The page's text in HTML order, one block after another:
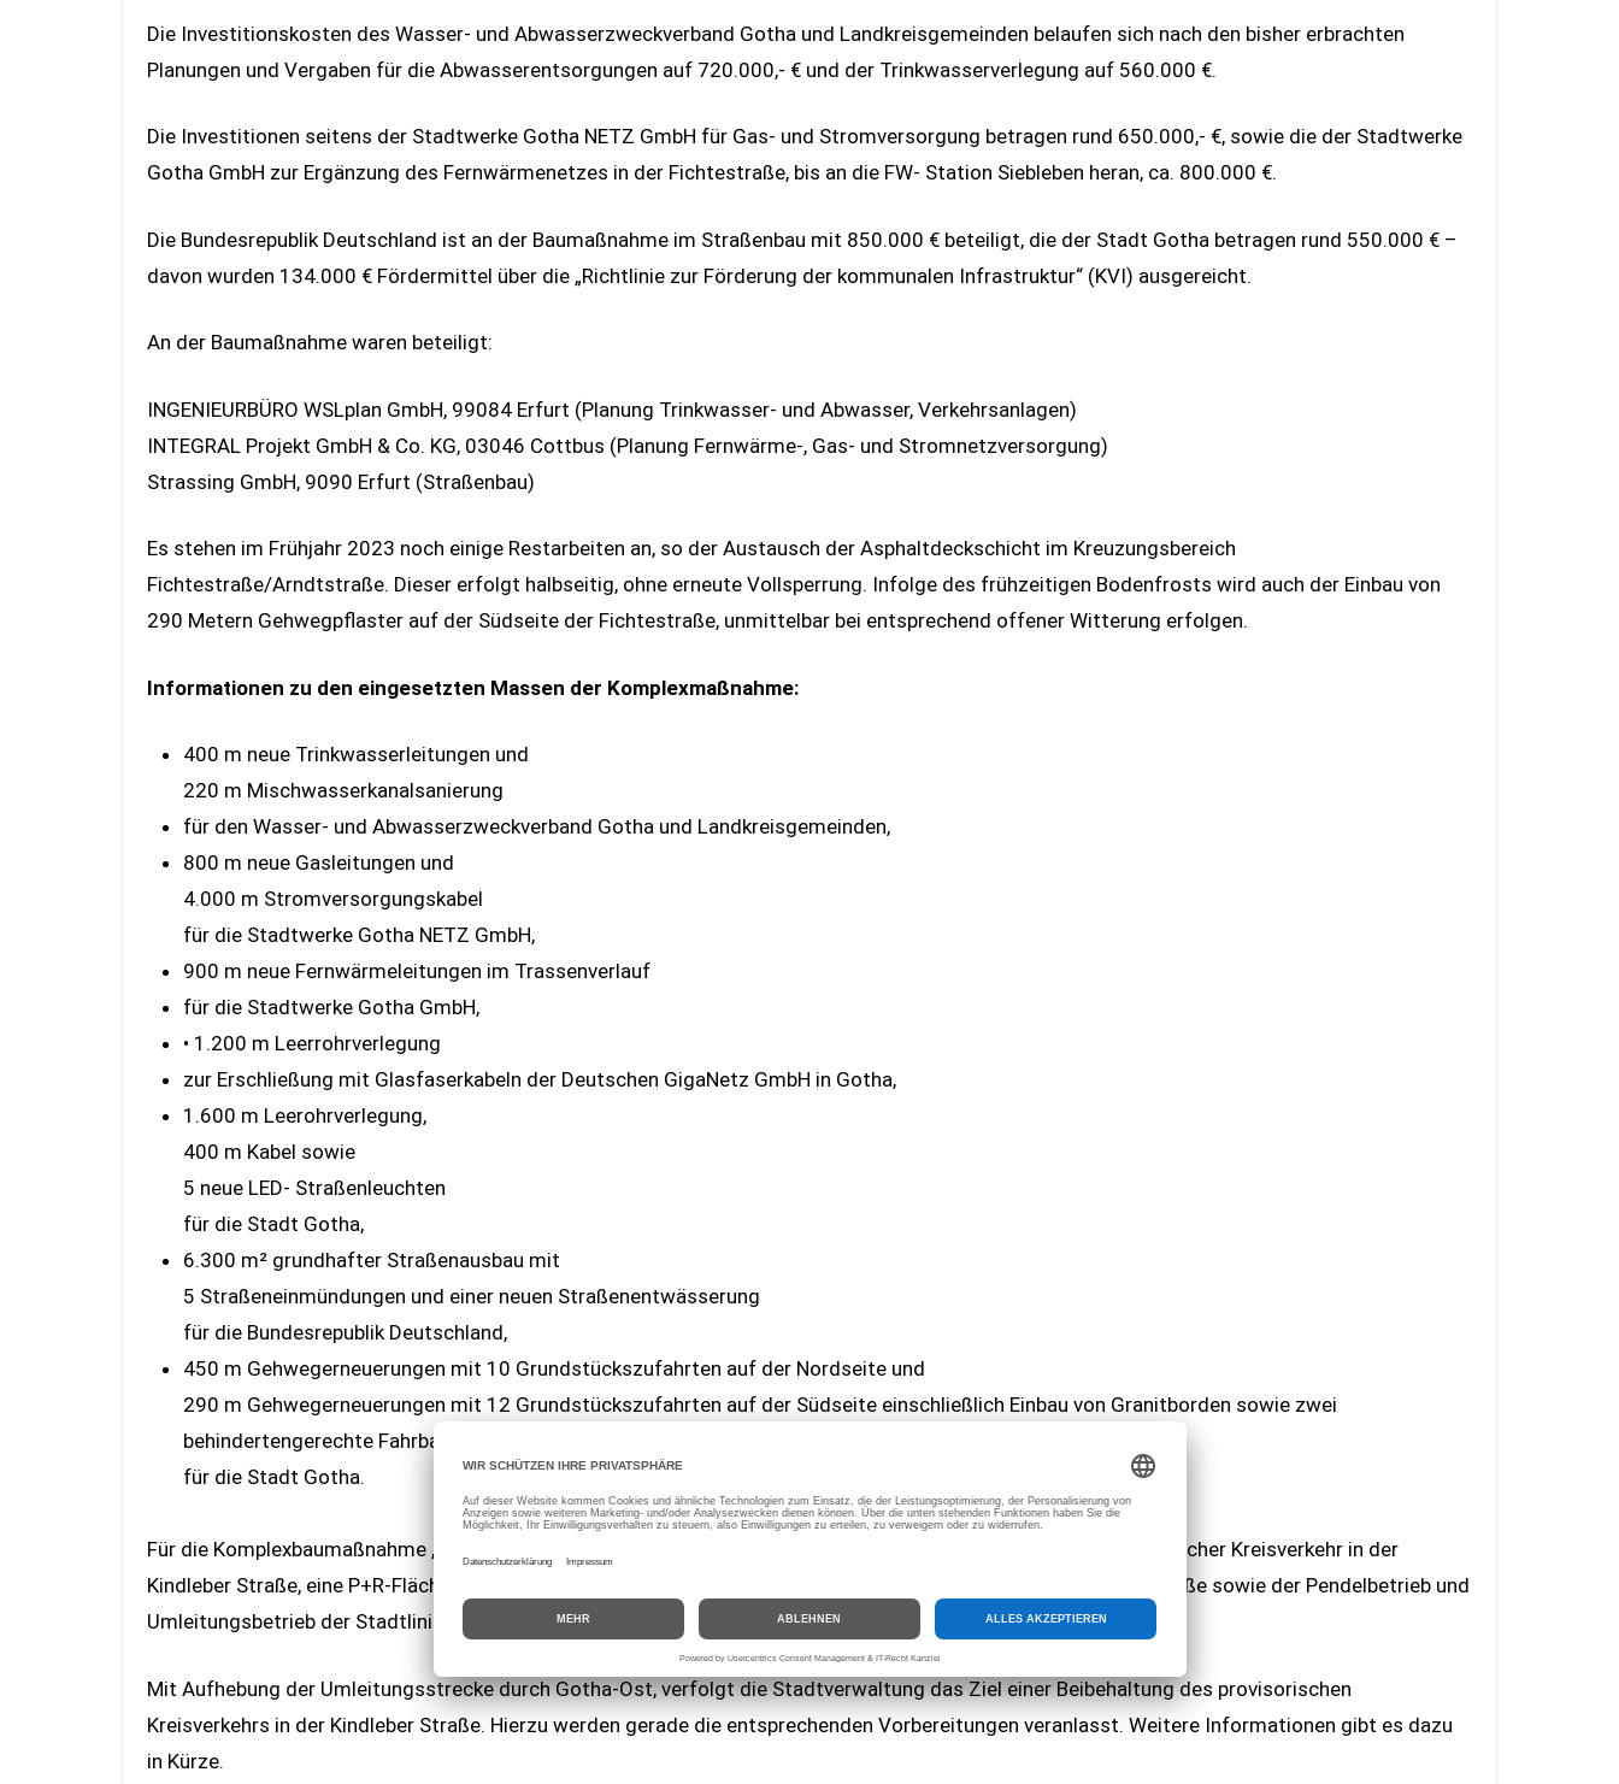
Die Investitionskosten des Wasser- und Abwasserzweckverband Gotha und Landkreisgemeinden belaufen sich nach den bisher erbrachten
Planungen und Vergaben für die Abwasserentsorgungen auf 720.000,- € und der Trinkwasserverlegung auf 560.000 €.
Die Investitionen seitens der Stadtwerke Gotha NETZ GmbH für Gas- und Stromversorgung betragen rund 650.000,- €, sowie die der Stadtwerke
Gotha GmbH zur Ergänzung des Fernwärmenetzes in der Fichtestraße, bis an die FW- Station Siebleben heran, ca. 800.000 €.
Die Bundesrepublik Deutschland ist an der Baumaßnahme im Straßenbau mit 850.000 € beteiligt, die der Stadt Gotha betragen rund 550.000 € –
davon wurden 134.000 € Fördermittel über die „Richtlinie zur Förderung der kommunalen Infrastruktur“ (KVI) ausgereicht.
An der Baumaßnahme waren beteiligt:
INGENIEURBÜRO WSLplan GmbH, 99084 Erfurt (Planung Trinkwasser- und Abwasser, Verkehrsanlagen)
INTEGRAL Projekt GmbH & Co. KG, 03046 Cottbus (Planung Fernwärme-, Gas- und Stromnetzversorgung)
Strassing GmbH, 9090 Erfurt (Straßenbau)
Es stehen im Frühjahr 2023 noch einige Restarbeiten an, so der Austausch der Asphaltdeckschicht im Kreuzungsbereich
Fichtestraße/Arndtstraße. Dieser erfolgt halbseitig, ohne erneute Vollsperrung. Infolge des frühzeitigen Bodenfrosts wird auch der Einbau von
290 Metern Gehwegpflaster auf der Südseite der Fichtestraße, unmittelbar bei entsprechend offener Witterung erfolgen.
Informationen zu den eingesetzten Massen der Komplexmaßnahme:
400 m neue Trinkwasserleitungen und
220 m Mischwasserkanalsanierung
für den Wasser- und Abwasserzweckverband Gotha und Landkreisgemeinden,
800 m neue Gasleitungen und
4.000 m Stromversorgungskabel
für die Stadtwerke Gotha NETZ GmbH,
900 m neue Fernwärmeleitungen im Trassenverlauf
für die Stadtwerke Gotha GmbH,
• 1.200 m Leerrohrverlegung
zur Erschließung mit Glasfaserkabeln der Deutschen GigaNetz GmbH in Gotha,
1.600 m Leerohrverlegung,
400 m Kabel sowie
5 neue LED- Straßenleuchten
für die Stadt Gotha,
6.300 m² grundhafter Straßenausbau mit
5 Straßeneinmündungen und einer neuen Straßenentwässerung
für die Bundesrepublik Deutschland,
450 m Gehwegerneuerungen mit 10 Grundstückszufahrten auf der Nordseite und
290 m Gehwegerneuerungen mit 12 Grundstückszufahrten auf der Südseite einschließlich Einbau von Granitborden sowie zwei
behindertengerechte Fahrbahnüberquerungen
für die Stadt Gotha.
Für die Komplexbaumaßnahme „Fichtestraße“ mussten etwa 12 km innerörtliche Verkehrsumleitung, ein provisorischer Kreisverkehr in der
Kindleber Straße, eine P+R-Fläche in der Weimarer Straße, die knapp vorhanden Kurzzeitparkplätze in der Arndtstraße sowie der Pendelbetrieb und
Umleitungsbetrieb der Stadtlinie A durch das Baufeld für 36 Wochen in Kauf genommen werden.
Mit Aufhebung der Umleitungsstrecke durch Gotha-Ost, verfolgt die Stadtverwaltung das Ziel einer Beibehaltung des provisorischen
Kreisverkehrs in der Kindleber Straße. Hierzu werden gerade die entsprechenden Vorbereitungen veranlasst. Weitere Informationen gibt es dazu
in Kürze.